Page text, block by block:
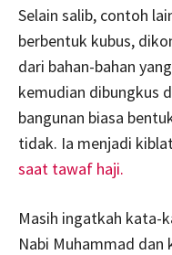
Selain salib, contoh
berbentuk kubus,
dari bahan-bahan yang
kemudian dibungkus
bangunan biasa
tidak. Ia menjadi
saat tawaf haji.
Masih ingatkah kata-
Nabi Muhammad